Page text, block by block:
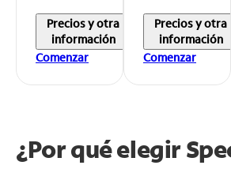
Precios y otra
información
Comenzar
Precios y otra
información
Comenzar
¿Por qué elegir